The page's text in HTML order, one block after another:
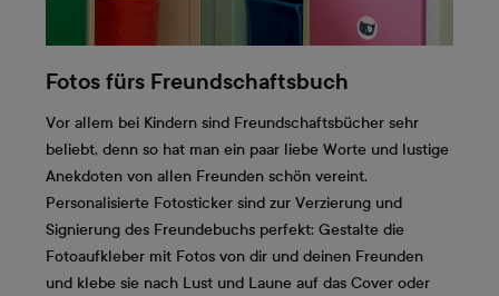
Fotos fürs Freundschaftsbuch
Vor allem bei Kindern sind Freundschaftsbücher sehr
beliebt, denn so hat man ein paar liebe Worte und lustige
Anekdoten von allen Freunden schön vereint.
Personalisierte Fotosticker sind zur Verzierung und
Signierung des Freundebuchs perfekt: Gestalte die
Fotoaufkleber mit Fotos von dir und deinen Freunden
und klebe sie nach Lust und Laune auf das Cover oder